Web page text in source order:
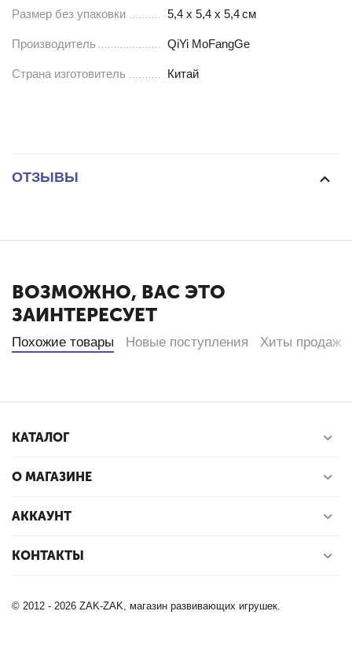
Размер без упаковки 5,4 х 5,4 х 5,4см
Производитель QiYi MoFangGe
Страна изготовитель Китай
ОТЗЫВЫ
ВОЗМОЖНО, ВАС ЭТО
ЗАИНТЕРЕСУЕТ
Похожие товары Новые поступления Хиты продаж
КАТАЛОГ
О МАГАЗИНЕ
АККАУНТ
КОНТАКТЫ
© 2012 - 2026 ZAK-ZAK, магазин развивающих игрушек.